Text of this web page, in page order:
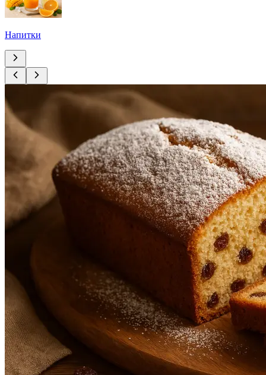
Напитки